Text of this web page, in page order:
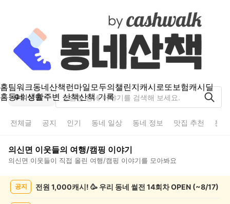
홈팀워크동네산책런마일모두의챌린지캐시로또보험캐시딜
홈동네 생활주변 산책산책 기록
의신면
전체글 공지 인기 동네 일상 동네 정보 맛집 추천 분
의신면 이웃들의 여행/캠핑 이야기
의신면 이웃들이 직접 올린 여행/캠핑 이야기를 모아봐요
공지 전원 1,000캐시! 🥳 우리 동네 썰전 14회차 OPEN (~8/17)